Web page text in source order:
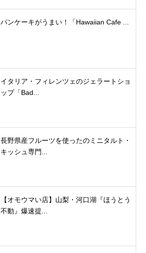
パンケーキがうまい！「Hawaiian Cafe ...
イタリア・フィレンツェのジェラートショ
ップ「Bad...
長野県産フルーツを使ったのミニタルト・
キッシュ専門...
【オモウマい店】山梨・河口湖『ほうとう
不動』爆速提...